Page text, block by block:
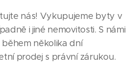
nás! Vykupujeme byty v
i jiné nemovitosti. S námi
několika dní
prodej s právní zárukou.